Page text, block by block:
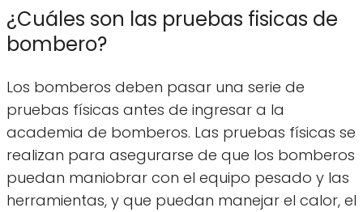
¿Cuáles son las pruebas fisicas de
bombero?
Los bomberos deben pasar una serie de
pruebas físicas antes de ingresar a la
academia de bomberos. Las pruebas físicas se
realizan para asegurarse de que los bomberos
puedan maniobrar con el equipo pesado y las
herramientas, y que puedan manejar el calor, el